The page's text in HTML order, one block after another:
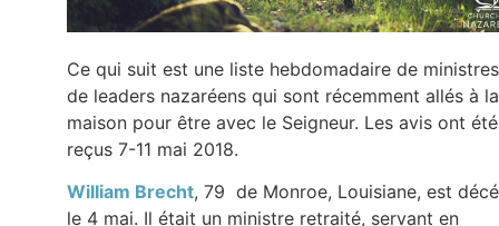
Ce qui suit est une liste hebdomadaire de
de leaders nazaréens qui sont récemment allés à la
maison pour être avec le Seigneur. Les avis ont été
reçus 7-11 mai 2018.
William Brecht, 79 de Monroe, Louisiane, est
le 4 mai. Il était un ministre retraité, servant en